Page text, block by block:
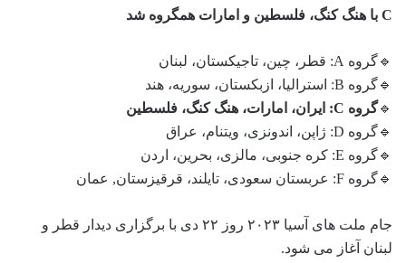
C با هنگ کنگ، فلسطین و امارات همگروه شد
🔹گروه A: قطر، چین، تاجیکستان، لبنان
🔹گروه B: استرالیا، ازبکستان، سوریه، هند
🔹گروه C: ایران، امارات، هنگ کنگ، فلسطین
🔹گروه D: ژاپن، اندونزی، ویتنام، عراق
🔹گروه E: کره جنوبی، مالزی، بحرین، اردن
🔹گروه F: عربستان سعودی، تایلند، قرقیزستان, عمان
جام ملت های آسیا ۲۰۲۳ روز ۲۲ دی با برگزاری دیدار قطر و
لبنان آغاز می شود.